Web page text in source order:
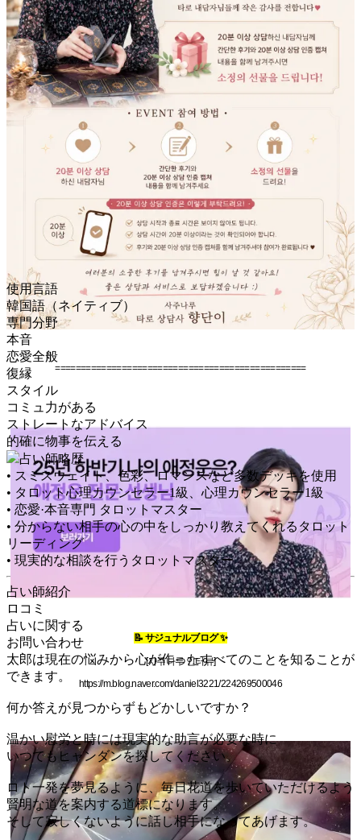
=================================================
📝 サジュナルブログ ✨
[사주나루 인터뷰]
https://m.blog.naver.com/daniel3221/224269500046
使用言語
韓国語（ネイティブ）
専門分野
本音
恋愛全般
復縁
スタイル
コミュ力がある
ストレートなアドバイス
的確に物事を伝える
占い師略歴
• スミスウェイト、色彩、ロマンスなど多数デッキを使用
• タロット心理カウンセラー1級、心理カウンセラー1級
• 恋愛·本音専門 タロットマスター
• 分からない相手の心の中をしっかり教えてくれるタロット
リーディング
• 現実的な相談を行うタロットマスター
占い師紹介
ロコミ
占いに関する
お問い合わせ
太郎は現在の悩みから心が作ったすべてのことを知ることが
できます。
何か答えが見つからずもどかしいですか？
温かい慰労と時には現実的な助言が必要な時に
いつでもヒャンダンを探してください。
ロト一発を夢見るように、毎日花道を歩いていただけるよう
賢明な道を案内する道標になります。
そして寂しくないように話し相手になってあげます。